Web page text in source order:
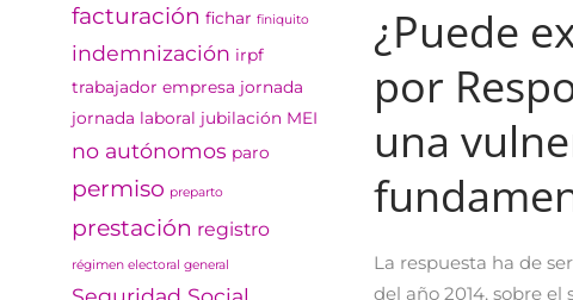
facturación fichar finiquito
indemnización irpf
trabajador empresa jornada
jornada laboral jubilación MEI
no autónomos paro
permiso preparto
prestación registro
régimen electoral general
¿Puede
por
una
La respuesta ha de
del año 2014, sobre el